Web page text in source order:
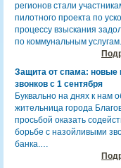
регионов стали
пилотного проекта по
процессу взыскания
по коммунальным
Защита от спама: новые
звонков с 1 сентября
Буквально на днях к нам
жительница города
просьбой оказать
борьбе с назойливыми
банка.…